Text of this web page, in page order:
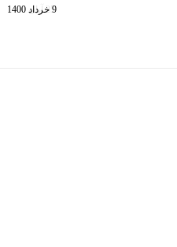
25 آبان 14009 خرداد 1400